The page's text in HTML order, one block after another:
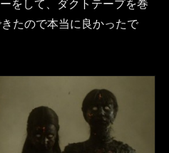
をして、ダクトテープを巻
たので本当に良かったで